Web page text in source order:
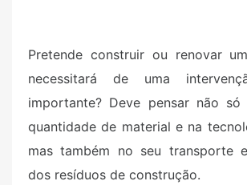
Pretende construir ou renovar
necessitará de uma
importante? Deve pensar não
quantidade de material e na
mas também no seu transporte
dos resíduos de construção.